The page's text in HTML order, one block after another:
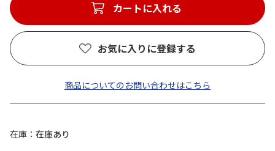
カートに入れる
お気に入りに登録する
商品についてのお問い合わせはこちら
在庫
在庫あり